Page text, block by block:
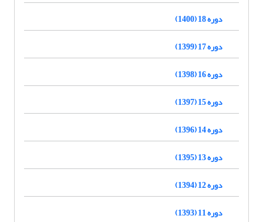
دوره 18 (1400)
دوره 17 (1399)
دوره 16 (1398)
دوره 15 (1397)
دوره 14 (1396)
دوره 13 (1395)
دوره 12 (1394)
دوره 11 (1393)